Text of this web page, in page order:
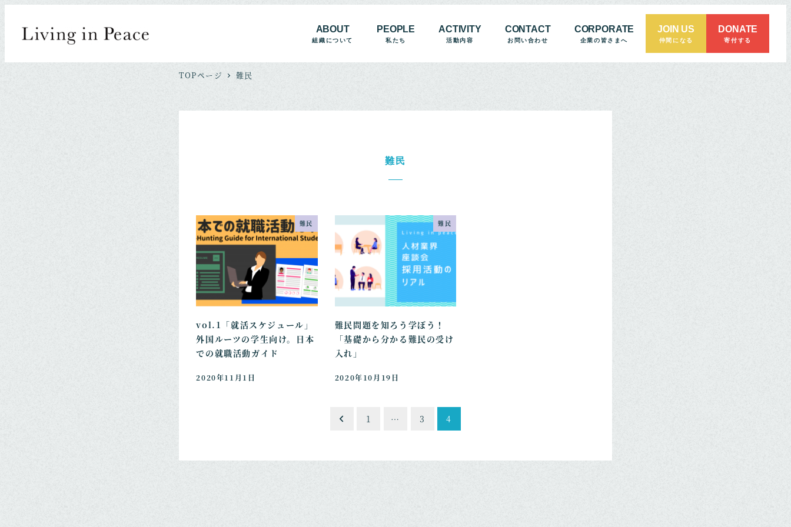
ABOUT
組織について
PEOPLE
私たち
ACTIVITY
活動内容
CONTACT
お問い合わせ
CORPORATE
企業の皆さまへ
JOIN US
仲間になる
DONATE
寄付する
TOPページ 難民
難民
難民
vol.1「就活スケジュール」
外国ルーツの学生向け。日本
での就職活動ガイド
2020年11月1日
難民
難民問題を知ろう学ぼう！
「基礎から分かる難民の受け
入れ」
2020年10月19日
1 … 3 4